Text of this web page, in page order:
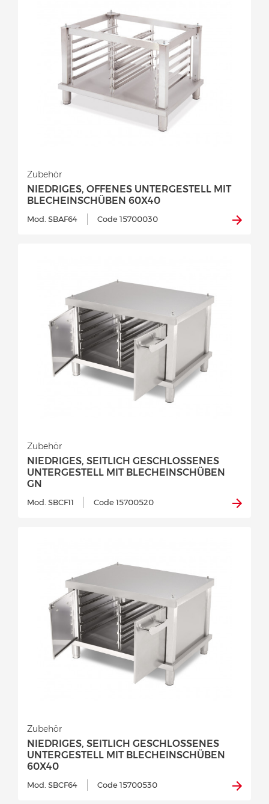
NIEDRIGES, OFFENES UNTERGESTELL MIT
BLECHEINSCHÜBEN 60X40
Zubehör
Mod. SBAF64 Code 15700030
NIEDRIGES, SEITLICH GESCHLOSSENES
UNTERGESTELL MIT BLECHEINSCHÜBEN
GN
Zubehör
Mod. SBCF11 Code 15700520
NIEDRIGES, SEITLICH GESCHLOSSENES
UNTERGESTELL MIT BLECHEINSCHÜBEN
60X40
Zubehör
Mod. SBCF64 Code 15700530